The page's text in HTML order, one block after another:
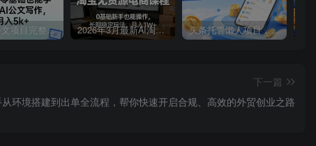
AI写作公文项目完整SOP，保姆级零基础也能学会的AI公文写作，月入5k+ 2026年3月最新AI淘宝无货源电商课程，0基础新手也能操作，长期稳定玩法，月入1W+ 头条托管懒人项目，每天仅需10分钟，月入2000+，纯无脑操作，手机就能操作【揭秘】
下一篇
环境搭建到出单全流程，帮你快速开启合规、高效的外贸创业之路